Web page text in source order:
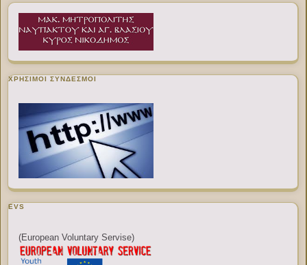
ΧΡΉΣΙΜΟΙ ΣΎΝΔΕΣΜΟΙ
EVS
(European Voluntary Servise)